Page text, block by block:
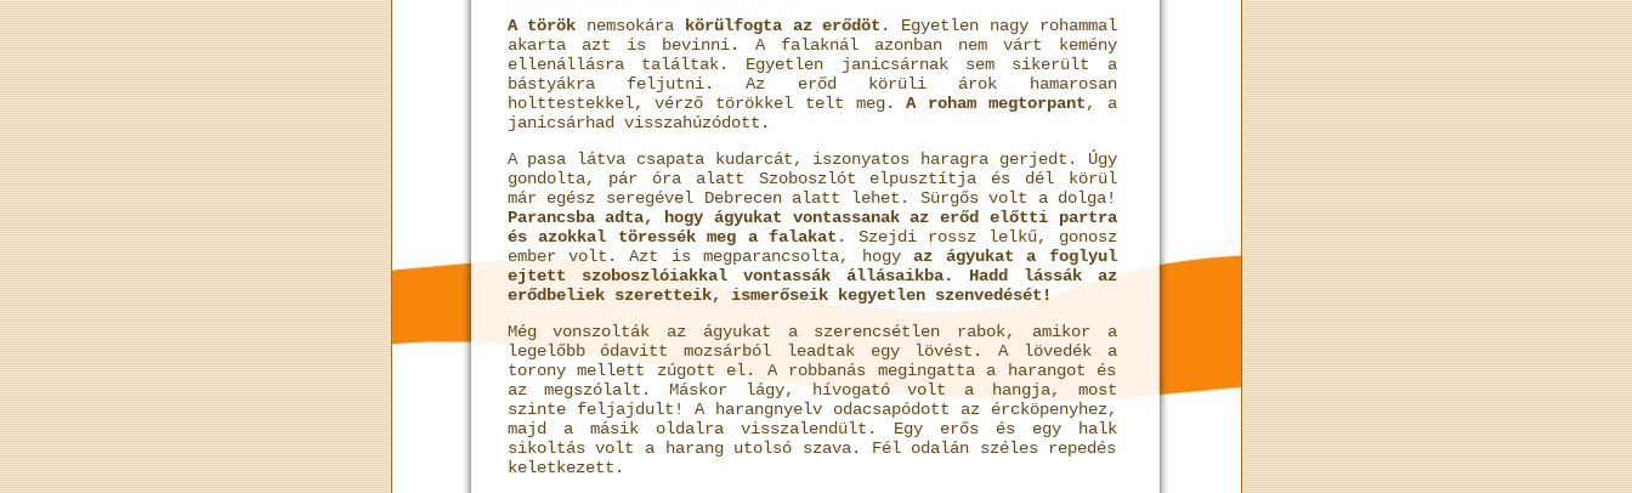
A török nemsokára körülfogta az erődöt . Egyetlen nagy rohammal
akarta azt is bevinni. A falaknál azonban nem várt kemény
ellenállásra találtak. Egyetlen janicsárnak sem sikerült a
bástyákra feljutni. Az erőd körüli árok hamarosan
holttestekkel, vérző törökkel telt meg.A roham megtorpant, a
janicsárhad visszahúzódott.
A pasa látva csapata kudarcát, iszonyatos haragra gerjedt. Úgy
gondolta, pár óra alatt Szoboszlót elpusztítja és dél körül
már egész seregével Debrecen alatt lehet. Sürgős volt a dolga!
Parancsba adta, hogy ágyukat vontassanak az erőd előtti partra
és azokkal töressék meg a falakat . Szejdi rossz lelkű, gonosz
ember volt. Azt is megparancsolta, hogyaz ágyukat a foglyul
ejtett szoboszlóiakkal vontassák állásaikba. Hadd lássák az
erődbeliek szeretteik, ismerőseik kegyetlen szenvedését!
Még vonszolták az ágyukat a szerencsétlen rabok, amikor a
legelőbb ódavitt mozsárból leadtak egy lövést. A lövedék a
torony mellett zúgott el. A robbanás megingatta a harangot és
az megszólalt. Máskor lágy, hívogató volt a hangja, most
szinte feljajdult! A harangnyelv odacsapódott az ércköpenyhez,
majd a másik oldalra visszalendült. Egy erős és egy halk
sikoltás volt a harang utolsó szava. Fél odalán széles repedés
keletkezett.